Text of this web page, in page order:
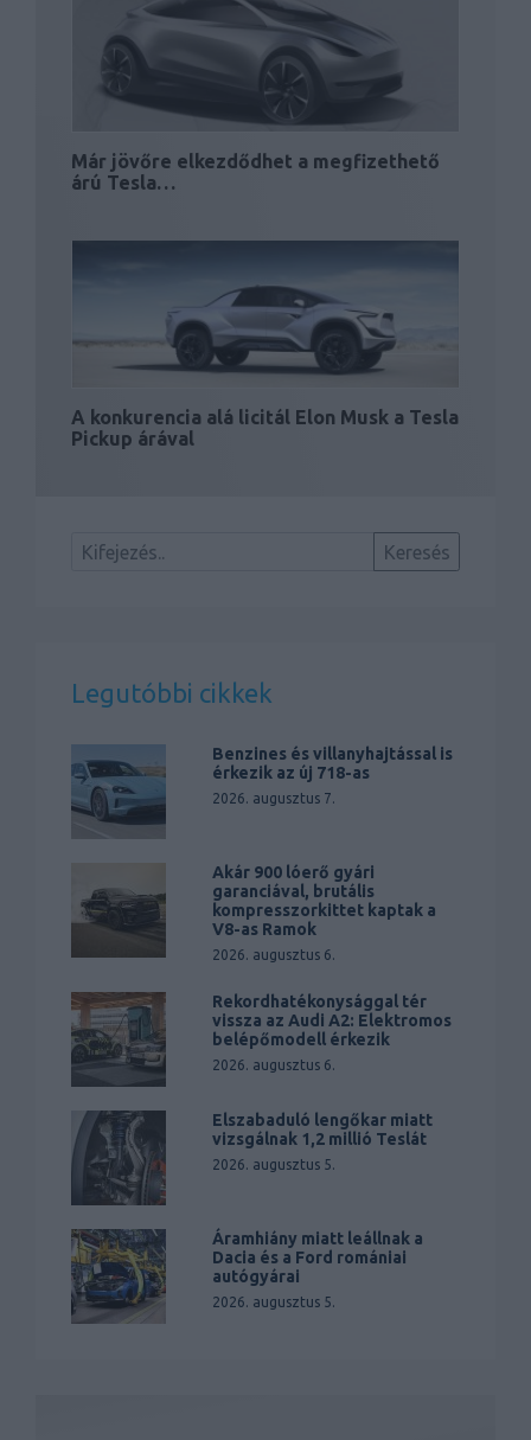
Már jövőre elkezdődhet a megfizethető
árú Tesla…
A konkurencia alá licitál Elon Musk a Tesla
Pickup árával
Legutóbbi cikkek
Benzines és villanyhajtással is
érkezik az új 718-as
2026. augusztus 7.
Akár 900 lóerő gyári
garanciával, brutális
kompresszorkittet kaptak a
V8-as Ramok
2026. augusztus 6.
Rekordhatékonysággal tér
vissza az Audi A2: Elektromos
belépőmodell érkezik
2026. augusztus 6.
Elszabaduló lengőkar miatt
vizsgálnak 1,2 millió Teslát
2026. augusztus 5.
Áramhiány miatt leállnak a
Dacia és a Ford romániai
autógyárai
2026. augusztus 5.